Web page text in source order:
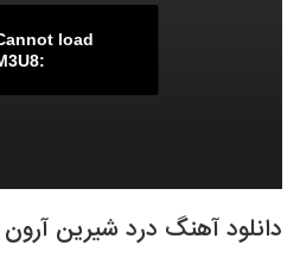
load
دانلود آهنگ درد شیرین